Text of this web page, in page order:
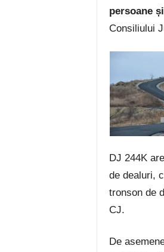
persoane
Consiliului
DJ 244K
de dealuri,
tronson de
CJ.
De